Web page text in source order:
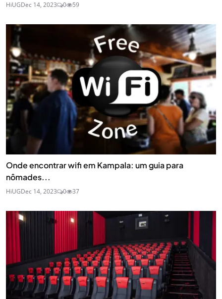
HiUGDec 14, 2023 0 59
Onde encontrar wifi em Kampala: um guia para
nômades...
HiUGDec 14, 2023 0 37